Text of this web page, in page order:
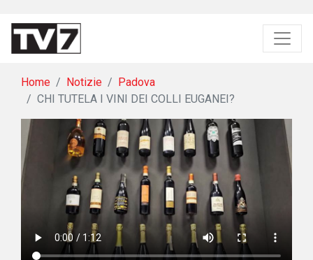
Home Notizie
Padova
CHI TUTELA I VINI DEI COLLI EUGANEI?